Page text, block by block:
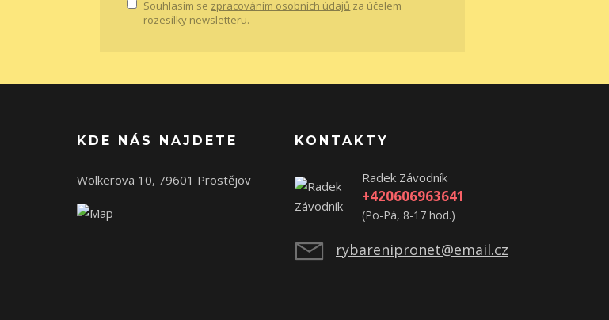
Souhlasím se zpracováním osobních údajů za účelem
rozesílky newsletteru.
KDE NÁS NAJDETE
Wolkerova 10, 79601 Prostějov
KONTAKTY
Radek Závodník
+420606963641
(Po-Pá, 8-17 hod.)
rybarenipronet@email.cz